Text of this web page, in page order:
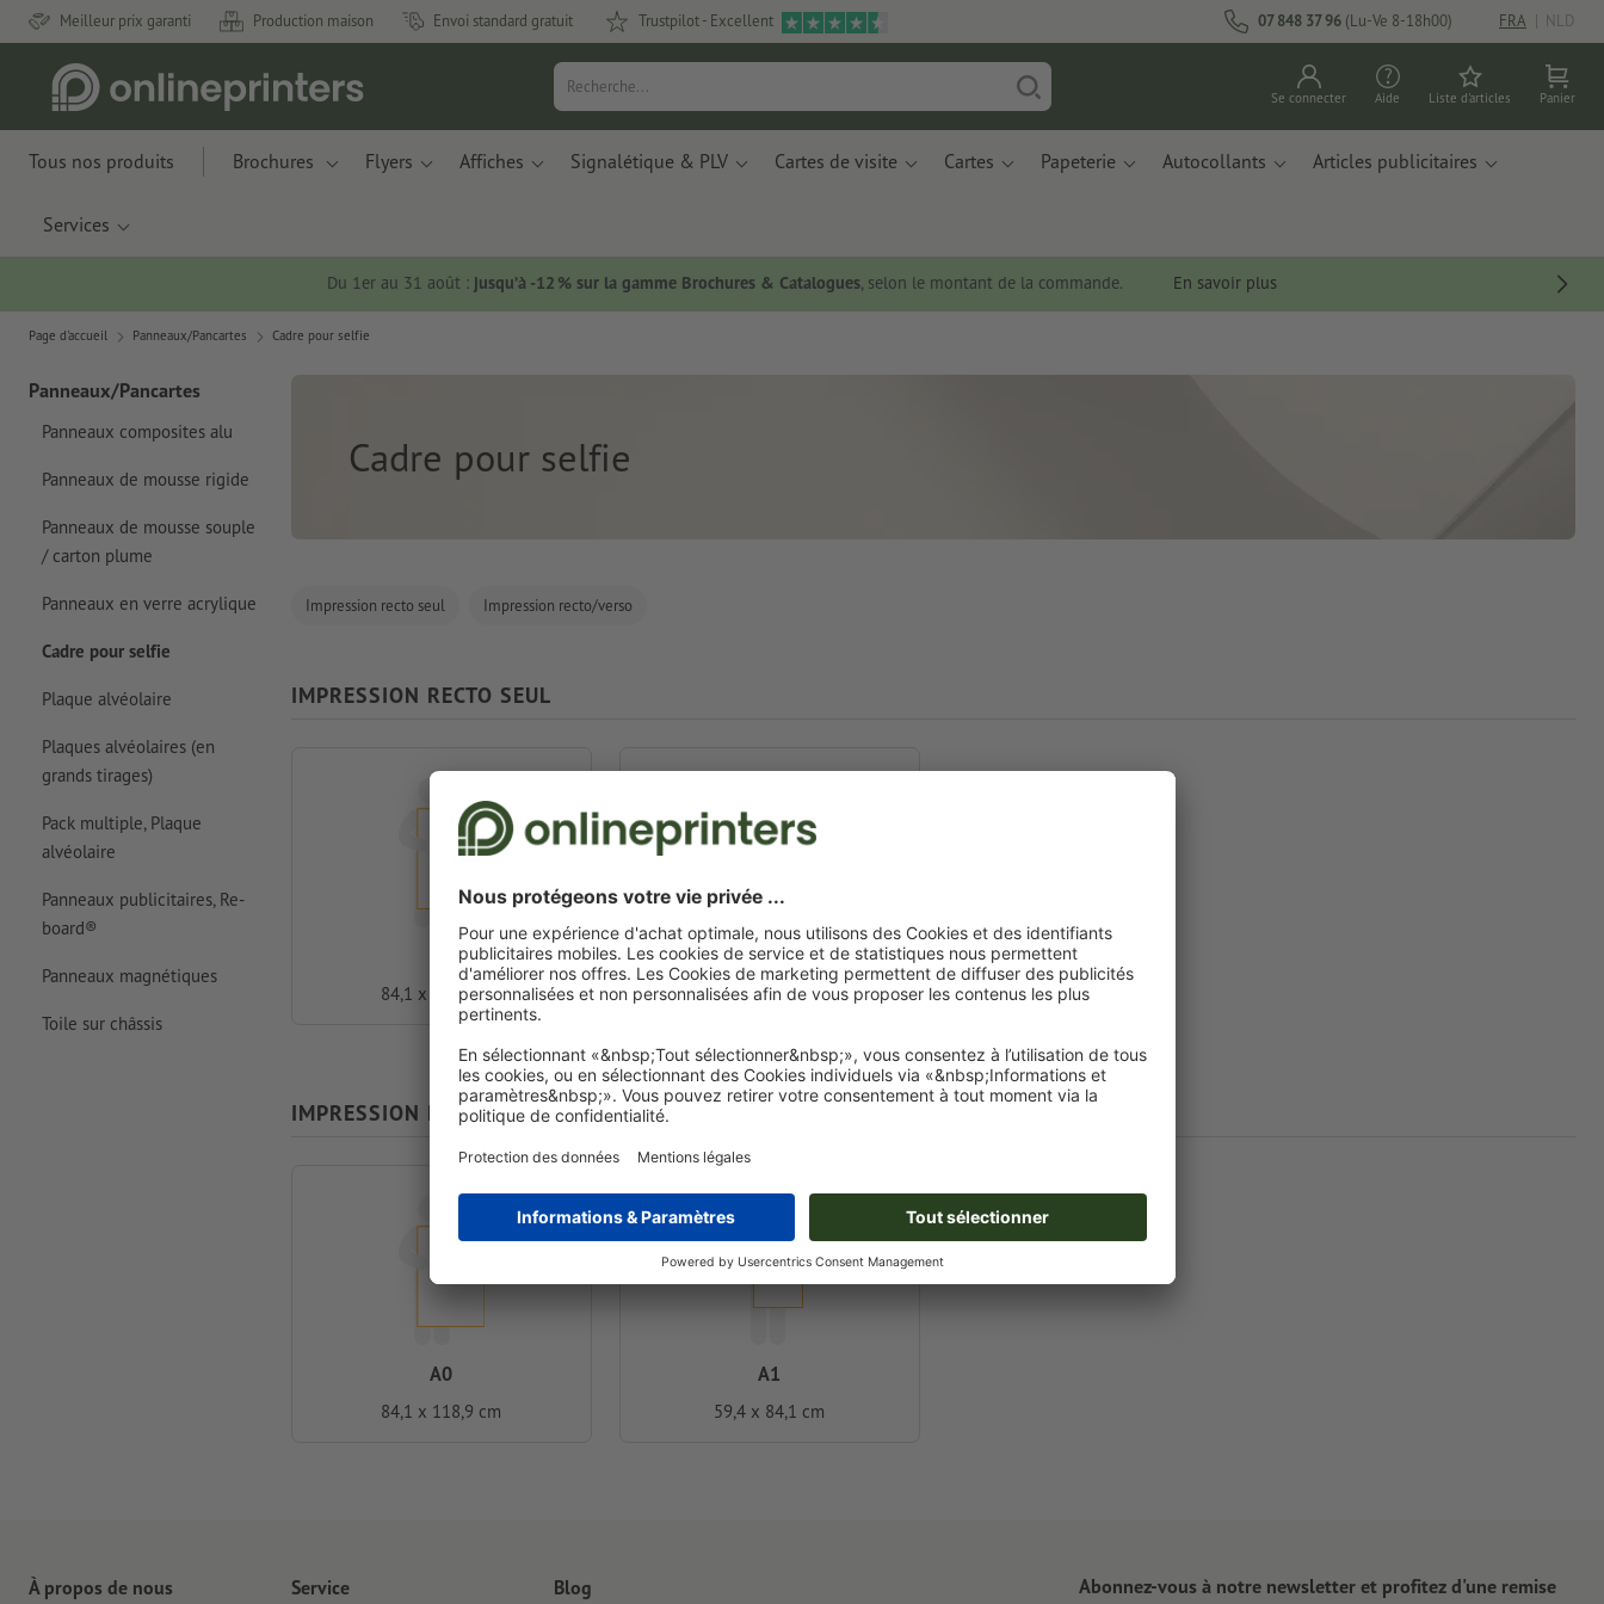
Meilleur prix garanti Production maison Envoi standard gratuit Trustpilot - Excellent 07 848 37 96 (Lu-Ve 8-18h00) FRA | NLD
Se connecter Aide Liste d'articles Panier
Tous nos produits Brochures Flyers Affiches Signalétique & PLV Cartes de visite Cartes Papeterie Autocollants Articles publicitaires
Services
Du 1er au 31 août : jusqu’à -12 % sur la gamme Brochures & Catalogues, selon le montant de la commande. En savoir plus
Page d'accueil Panneaux/Pancartes Cadre pour selfie
Panneaux/Pancartes
Panneaux composites alu
Panneaux de mousse rigide
Panneaux de mousse souple
/ carton plume
Panneaux en verre acrylique
Cadre pour selfie
Plaque alvéolaire
Plaques alvéolaires (en
grands tirages)
Pack multiple, Plaque
alvéolaire
Panneaux publicitaires, Re-
board®
Panneaux magnétiques
Toile sur châssis
Cadre pour selfie
Impression recto seul Impression recto/verso
IMPRESSION RECTO SEUL
84,1 x 118,9 cm
A1
59,4 x 84,1 cm
IMPRESSION RECTO/VERSO
A0
84,1 x 118,9 cm
A1
59,4 x 84,1 cm
À propos de nous Service Blog Abonnez-vous à notre newsletter et profitez d'une remise